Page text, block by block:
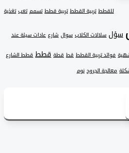
تربية القطط تربية قطط تسمم تعب تغذية
سلالات الكلاب سوال شارع عادات سيئة عند
تربية القطط قط قطة قطط قطط الشارع
الجروح نوم